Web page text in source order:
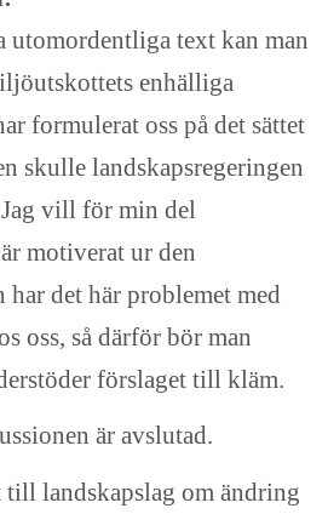
utomordentliga text kan man
enhälliga
formulerat oss på det sättet
skulle landskapsregeringen
vill för min del
motiverat ur den
har det här problemet med
oss, så därför bör man
förslaget till kläm.
är avslutad.
till landskapslag om ändring